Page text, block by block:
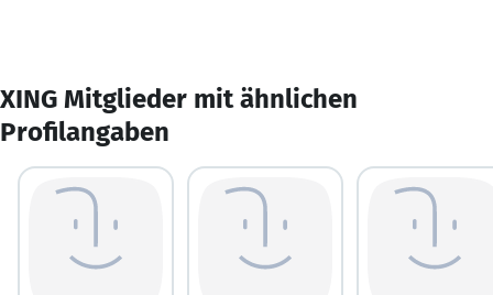
XING Mitglieder mit ähnlichen
Profilangaben